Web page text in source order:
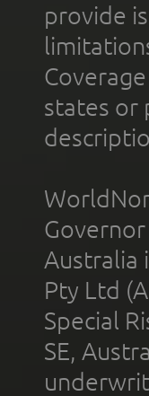
provide
states or
Governor
Australia
Pty Ltd
Special
SE,